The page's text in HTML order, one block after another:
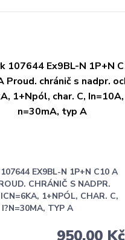
EX9BL-N 1P+N C10 A
CHRÁNIČ S NADPR.
1+NPÓL, CHAR. C,
TYP A
950,00 Kč